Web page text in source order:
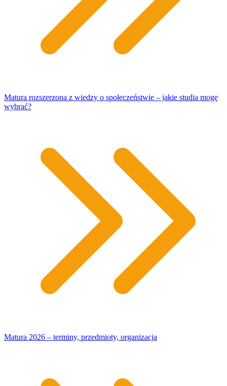
Matura rozszerzona z wiedzy o społeczeństwie – jakie studia mogę
wybrać?
Matura 2026 – terminy, przedmioty, organizacja